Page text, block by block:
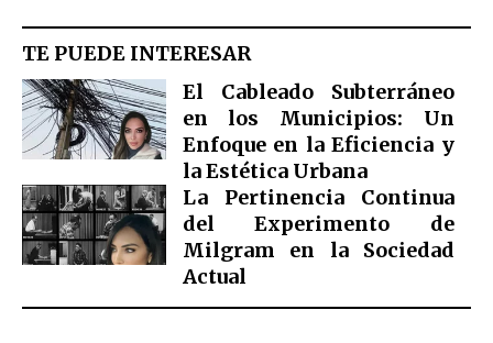
TE PUEDE INTERESAR
El Cableado Subterráneo
en los Municipios: Un
Enfoque en la Eficiencia y
la Estética Urbana
La Pertinencia Continua
del Experimento de
Milgram en la Sociedad
Actual